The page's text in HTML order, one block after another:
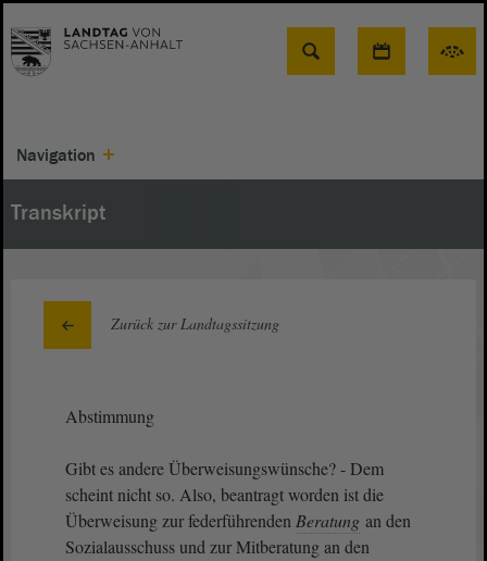
Suche
Navigation
Transkript
Zurück zur Landtagssitzung
Abstimmung
Gibt es andere Überweisungswünsche? - Dem
scheint nicht so. Also, beantragt worden ist die
Überweisung zur federführenden Beratung an den
Sozialausschuss und zur Mitberatung an den